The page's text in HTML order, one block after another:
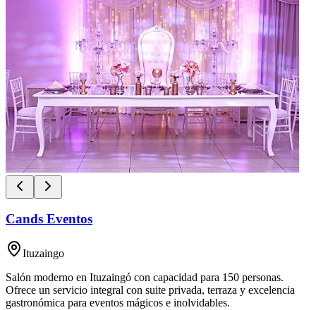
Cands Eventos
Ituzaingo
Salón moderno en Ituzaingó con capacidad para 150 personas.
Ofrece un servicio integral con suite privada, terraza y excelencia
gastronómica para eventos mágicos e inolvidables.